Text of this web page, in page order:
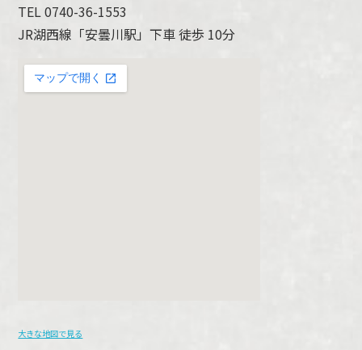
TEL 0740-36-1553
JR湖西線「安曇川駅」下車 徒歩 10分
大きな地図で見る